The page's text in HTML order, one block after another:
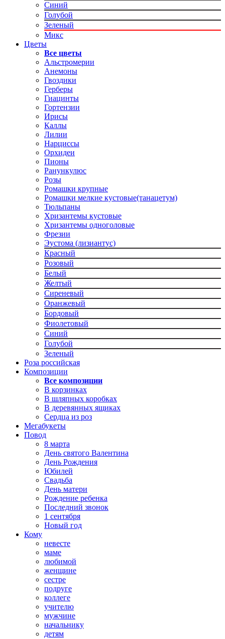
Синий
Голубой
Зеленый
Микс
Цветы
Все цветы
Альстромерии
Анемоны
Гвоздики
Герберы
Гиацинты
Гортензии
Ирисы
Каллы
Лилии
Нарциссы
Орхидеи
Пионы
Ранункулюс
Розы
Ромашки крупные
Ромашки мелкие кустовые(танацетум)
Тюльпаны
Хризантемы кустовые
Хризантемы одноголовые
Фрезии
Эустома (лизиантус)
Красный
Розовый
Белый
Желтый
Сиреневый
Оранжевый
Бордовый
Фиолетовый
Синий
Голубой
Зеленый
Роза российская
Композиции
Все композиции
В корзинках
В шляпных коробках
В деревянных ящиках
Сердца из роз
Мегабукеты
Повод
8 марта
День святого Валентина
День Рождения
Юбилей
Свадьба
День матери
Рождение ребенка
Последний звонок
1 сентября
Новый год
Кому
невесте
маме
любимой
женщине
сестре
подруге
коллеге
учителю
мужчине
начальнику
детям